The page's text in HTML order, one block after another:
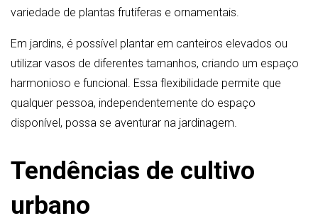
variedade de plantas frutíferas e ornamentais.
Em jardins, é possível plantar em canteiros elevados ou
utilizar vasos de diferentes tamanhos, criando um espaço
harmonioso e funcional. Essa flexibilidade permite que
qualquer pessoa, independentemente do espaço
disponível, possa se aventurar na jardinagem.
Tendências de cultivo
urbano